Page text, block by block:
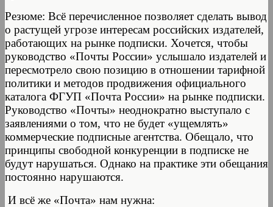
Резюме: Всё перечисленное позволяет сделать вывод
о растущей угрозе интересам российских издателей,
работающих на рынке подписки. Хочется, чтобы
руководство «Почты России» услышало издателей и
пересмотрело свою позицию в отношении тарифной
политики и методов продвижения официального
каталога ФГУП «Почта России» на рынке подписки.
Руководство «Почты» неоднократно выступало с
заявлениями о том, что не будет «ущемлять»
коммерческие подписные агентства. Обещало, что
принципы свободной конкуренции в подписке не
будут нарушаться. Однако на практике эти обещания
постоянно нарушаются.
И всё же «Почта» нам нужна: